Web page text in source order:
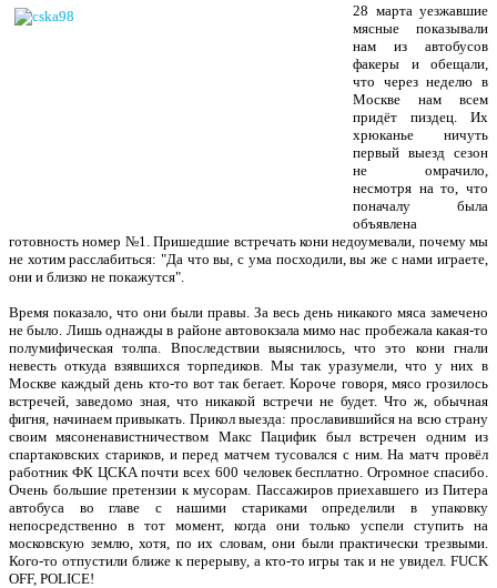
28 марта уезжавшие
мясные показыва­ли
нам из
автобусов
факеры и обещали,
что через неделю в
Москве нам всем
при­дёт пиздец. Их
хрюканье ничуть
первый выезд сезон
не омрачило,
несмотря на то, что
поначалу была
объявлена
готовность номер №1. Пришедшие встречать кони недоумевали, почему мы
не хотим расслабить­ся: "Да что вы, с ума посходили, вы же с нами играете,
они и близко не покажутся".
Время показало, что они были пра­вы. За весь день никакого мяса замечено
не было. Лишь однажды в районе автовокзала мимо нас пробежала какая-то
полумифическая тол­па. Впоследствии вы­яснилось, что это кони гнали
невесть откуда взявшихся торпедиков. Мы так уразумели, что у них в
Москве каждый день кто-то вот так бегает. Короче гово­ря, мясо грозилось
встречей, заведомо зная, что никакой встречи не будет. Что ж, обычная
фигня, начинаем привыкать. Прикол выезда: прославившийся на всю страну
своим мясоненавистничеством Макс Пацифик был встречен одним из
спартаковских стариков, и перед матчем тусовался с ним. На матч провёл
работ­ник ФК ЦСКА почти всех 600 человек бесплатно. Огромное спасибо.
Очень большие претензии к мусорам. Пассажи­ров приехавшего из Питера
автобуса во главе с нашими стариками определили в упаковку
непосредственно в тот момент, когда они только успели ступить на
московскую землю, хотя, по их словам, они были практически трезвыми.
Кого-то от­пустили ближе к перерыву, а кто-то игры так и не увидел. FUCK
OFF, POLICE!